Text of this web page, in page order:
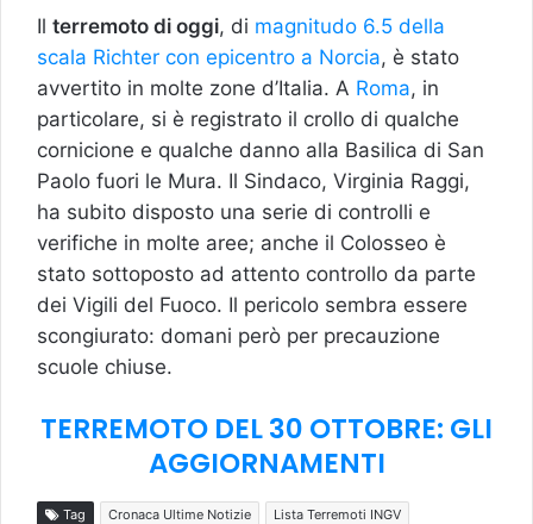
Il terremoto di oggi, di magnitudo 6.5 della
scala Richter con epicentro a Norcia, è stato
avvertito in molte zone d’Italia. A Roma, in
particolare, si è registrato il crollo di qualche
cornicione e qualche danno alla Basilica di San
Paolo fuori le Mura. Il Sindaco, Virginia Raggi,
ha subito disposto una serie di controlli e
verifiche in molte aree; anche il Colosseo è
stato sottoposto ad attento controllo da parte
dei Vigili del Fuoco. Il pericolo sembra essere
scongiurato: domani però per precauzione
scuole chiuse.
TERREMOTO DEL 30 OTTOBRE: GLI
AGGIORNAMENTI
Tag Cronaca Ultime Notizie
Lista Terremoti INGV